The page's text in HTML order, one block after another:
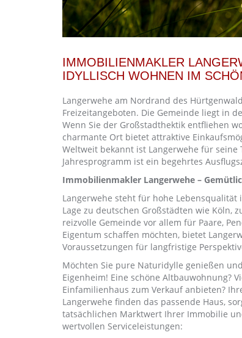
IMMOBILIENMAKLER
DYLLISCH WOHNEN IM
Langerwehe am Nordrand des
Freizeitangeboten. Die Gemeinde liegt in
Wenn Sie der Großstadthektik entfliehen
charmante Ort bietet attraktive
Weltweit bekannt ist Langerwehe für
Jahresprogramm ist ein begehrtes
Immobilienmakler Langerwehe –
Langerwehe steht für hohe
Lage zu deutschen Großstädten wie Köln,
reizvolle Gemeinde vor allem für Paare,
Eigentum schaffen möchten, bietet
Voraussetzungen für langfristige
Möchten Sie pure Naturidylle genießen
Eigenheim! Eine schöne Altbauwohnung?
Einfamilienhaus zum Verkauf anbieten?
Langerwehe finden das passende Haus,
tatsächlichen Marktwert Ihrer Immobilie
wertvollen Serviceleistungen: